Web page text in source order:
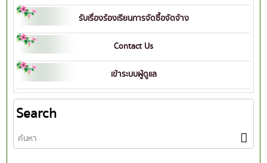
รับเรื่องร้องเรียนการจัดซื้อจัดจ้าง
Contact Us
เข้าระบบผู้ดูแล
Search